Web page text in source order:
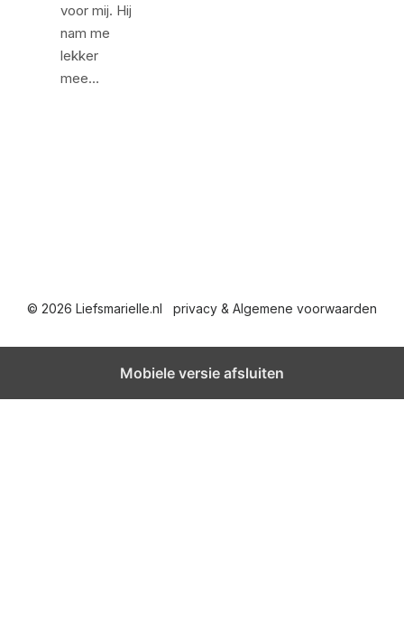
voor mij. Hij
nam me
lekker
mee…
© 2026 Liefsmarielle.nl privacy & Algemene voorwaarden
Mobiele versie afsluiten